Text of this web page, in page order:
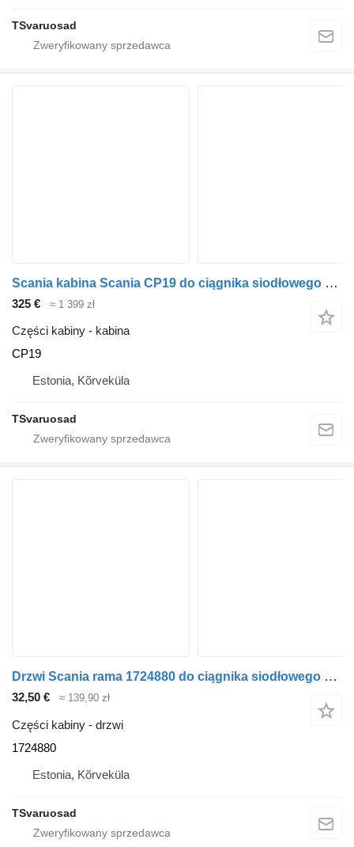
TSvaruosad
Scania kabina Scania CP19 do ciągnika siodłowego Scania P94
325 € ≈ 1 399 zł
Części kabiny - kabina
CP19
Estonia, Kõrveküla
TSvaruosad
Drzwi Scania rama 1724880 do ciągnika siodłowego Scania P230
32,50 € ≈ 139,90 zł
Części kabiny - drzwi
1724880
Estonia, Kõrveküla
TSvaruosad